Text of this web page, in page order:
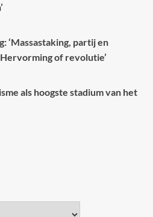
‘Massastaking, partij en
of revolutie’
als hoogste stadium van het